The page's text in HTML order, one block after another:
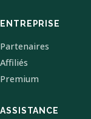
ENTREPRISE
Partenaires
Affiliés
Premium
ASSISTANCE